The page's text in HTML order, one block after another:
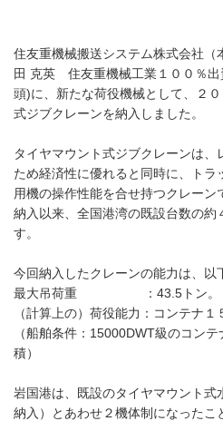
住友重機械搬送システム株式会社
田 克英 住友重機械工業１００％
頭)に、新たな荷役機械として、２
式ジブクレーンを納入しました。
タイヤマウント式ジブクレーンは
ため経済性に優れると同時に、ト
用機の操作性能を合せ持つクレー
納入以来、全国港湾の既設台数の約
す。
今回納入したクレーンの能力は、以
最大吊荷重 ：43.5トン。
（計算上の）荷役能力：コンテナ１
（船舶条件：15000DWT級のコン
積）
岩国港は、既設のタイヤマウント式
納入）とあわせ２機体制になったこ